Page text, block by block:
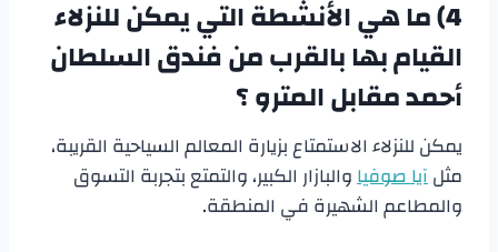
4) ما هي الأنشطة التي يمكن للنزلاء
القيام بها بالقرب من فندق السلطان
أحمد مقابل المترو ؟
يمكن للنزلاء الاستمتاع بزيارة المعالم السياحية القريبة،
مثلآيا صوفياوالبازار الكبير، والتمتع بتجربة التسوق
والمطاعم الشهيرة في المنطقة.